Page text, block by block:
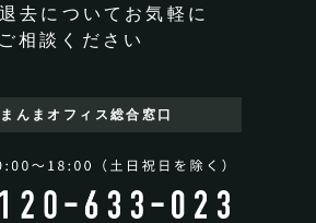
去についてお気軽に
ご相談ください
んまオフィス 総合窓口